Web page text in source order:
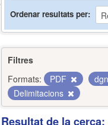
Ordenar resultats per
Filtres
Formats:
PDF
Delimitacions
Resultat de la